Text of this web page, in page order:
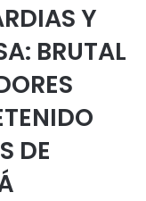
Y
BRUTAL
DE